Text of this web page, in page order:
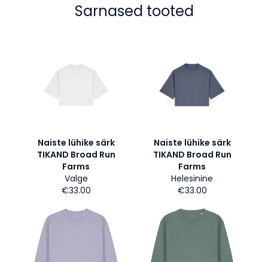
Sarnased tooted
Naiste lühike särk
TIKAND Broad Run
Farms
Valge
€33.00
Naiste lühike särk
TIKAND Broad Run
Farms
Helesinine
€33.00